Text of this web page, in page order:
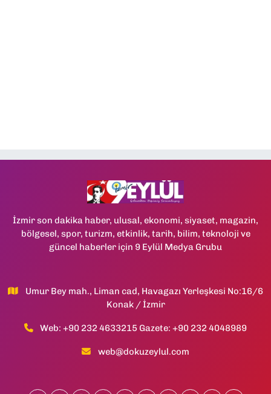
İzmir son dakika haber, ulusal, ekonomi, siyaset, magazin,
bölgesel, spor, turizm, etkinlik, tarih, bilim, teknoloji ve
güncel haberler için 9 Eylül Medya Grubu
Umur Bey mah., Liman cad, Havagazı Yerleşkesi No:16/6
Konak / İzmir
Web: +90 232 4633215 Gazete: +90 232 4048989
web@dokuzeylul.com